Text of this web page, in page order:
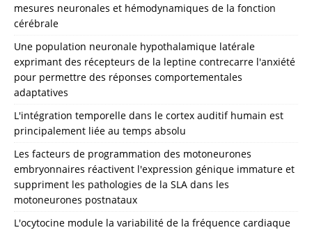
mesures neuronales et hémodynamiques de la fonction
cérébrale
Une population neuronale hypothalamique latérale
exprimant des récepteurs de la leptine contrecarre l'anxiété
pour permettre des réponses comportementales
adaptatives
L'intégration temporelle dans le cortex auditif humain est
principalement liée au temps absolu
Les facteurs de programmation des motoneurones
embryonnaires réactivent l'expression génique immature et
suppriment les pathologies de la SLA dans les
motoneurones postnataux
L'ocytocine module la variabilité de la fréquence cardiaque